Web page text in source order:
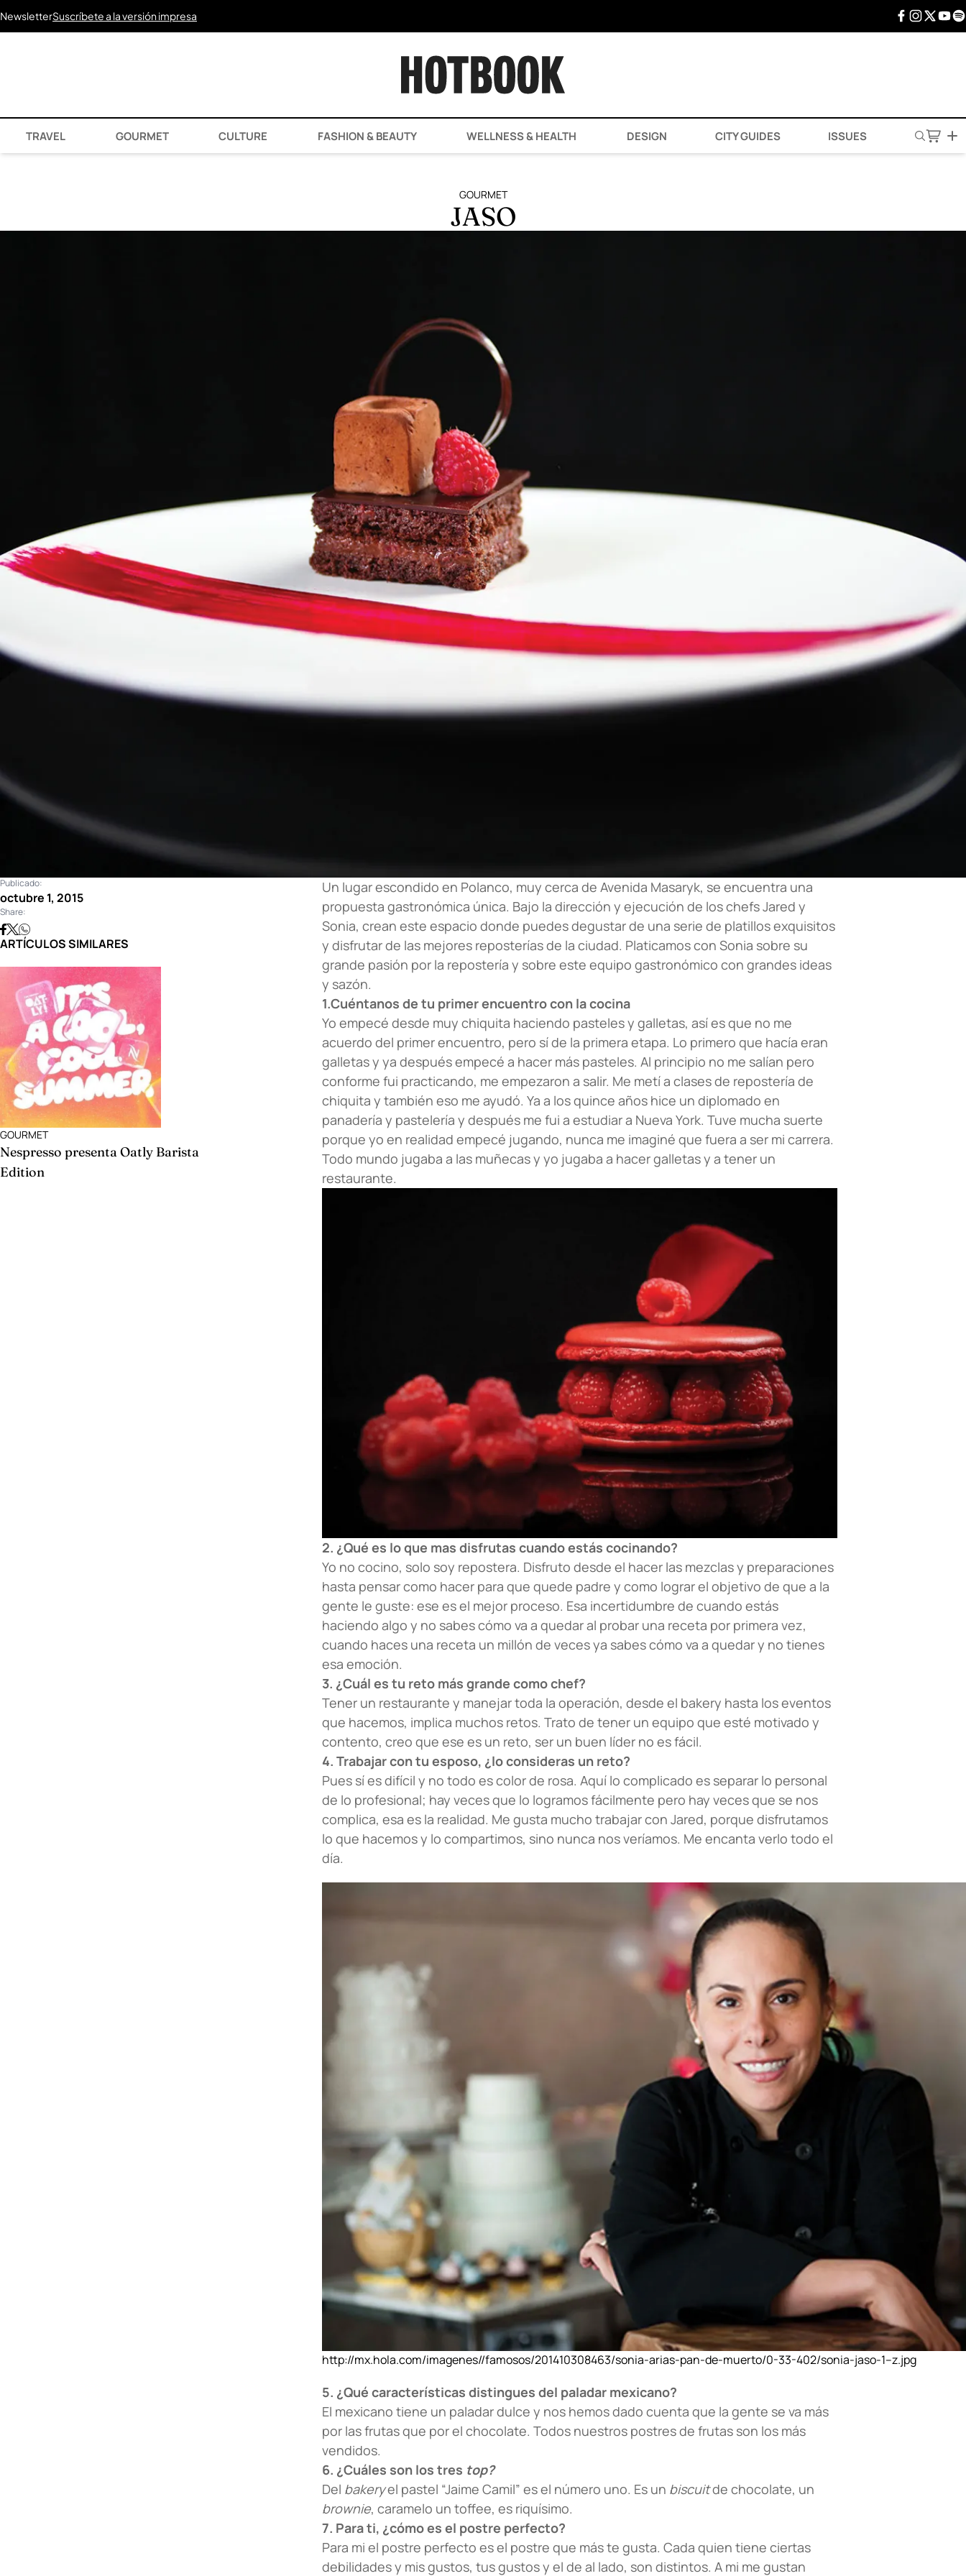
NewsletterSuscríbete a la versión impresa
TRAVEL GOURMET CULTURE FASHION & BEAUTY WELLNESS & HEALTH DESIGN CITY GUIDES ISSUES
GOURMET
JASO
Un lugar escondido en Polanco, muy cerca de Avenida Masaryk, se encuentra una
propuesta gastronómica única. Bajo la dirección y ejecución de los chefs Jared y
Sonia, crean este espacio donde puedes degustar de una serie de platillos exquisitos
y disfrutar de las mejores reposterías de la ciudad. Platicamos con Sonia sobre su
grande pasión por la repostería y sobre este equipo gastronómico con grandes ideas
y sazón.
1.Cuéntanos de tu primer encuentro con la cocina
Yo empecé desde muy chiquita haciendo pasteles y galletas, así es que no me
acuerdo del primer encuentro, pero sí de la primera etapa. Lo primero que hacía eran
galletas y ya después empecé a hacer más pasteles. Al principio no me salían pero
conforme fui practicando, me empezaron a salir. Me metí a clases de repostería de
chiquita y también eso me ayudó. Ya a los quince años hice un diplomado en
panadería y pastelería y después me fui a estudiar a Nueva York. Tuve mucha suerte
porque yo en realidad empecé jugando, nunca me imaginé que fuera a ser mi carrera.
Todo mundo jugaba a las muñecas y yo jugaba a hacer galletas y a tener un
restaurante.
2. ¿Qué es lo que mas disfrutas cuando estás cocinando?
Yo no cocino, solo soy repostera. Disfruto desde el hacer las mezclas y preparaciones
hasta pensar como hacer para que quede padre y como lograr el objetivo de que a la
gente le guste: ese es el mejor proceso. Esa incertidumbre de cuando estás
haciendo algo y no sabes cómo va a quedar al probar una receta por primera vez,
cuando haces una receta un millón de veces ya sabes cómo va a quedar y no tienes
esa emoción.
3. ¿Cuál es tu reto más grande como chef?
Tener un restaurante y manejar toda la operación, desde el bakery hasta los eventos
que hacemos, implica muchos retos. Trato de tener un equipo que esté motivado y
contento, creo que ese es un reto, ser un buen líder no es fácil.
4. Trabajar con tu esposo, ¿lo consideras un reto?
Pues sí es difícil y no todo es color de rosa. Aquí lo complicado es separar lo personal
de lo profesional; hay veces que lo logramos fácilmente pero hay veces que se nos
complica, esa es la realidad. Me gusta mucho trabajar con Jared, porque disfrutamos
lo que hacemos y lo compartimos, sino nunca nos veríamos. Me encanta verlo todo el
día.
http://mx.hola.com/imagenes//famosos/201410308463/sonia-arias-pan-de-muerto/0-33-402/sonia-jaso-1–z.jpg
5. ¿Qué características distingues del paladar mexicano?
El mexicano tiene un paladar dulce y nos hemos dado cuenta que la gente se va más
por las frutas que por el chocolate. Todos nuestros postres de frutas son los más
vendidos.
6. ¿Cuáles son los tres top?
Del bakeryel pastel “Jaime Camil” es el número uno. Es un biscuitde chocolate, un
brownie, caramelo un toffee, es riquísimo.
7. Para ti, ¿cómo es el postre perfecto?
Para mi el postre perfecto es el postre que más te gusta. Cada quien tiene ciertas
debilidades y mis gustos, tus gustos y el de al lado, son distintos. A mi me gustan
Publicado:
octubre 1, 2015
Share:
ARTÍCULOS SIMILARES
GOURMET
Nespresso presenta Oatly Barista
Edition